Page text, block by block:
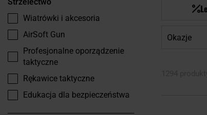
Wiatrówki i akcesoria
AirSoft Gun
Profesjonalne oporządzenie
taktyczne
Rękawice taktyczne
Edukacja dla bezpieczeństwa
Okazje